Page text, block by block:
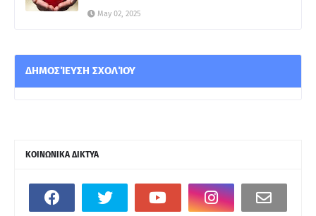
May 02, 2025
ΔΗΜΟΣΊΕΥΣΗ ΣΧΟΛΊΟΥ
ΚΟΙΝΩΝΙΚΑ ΔΙΚΤΥΑ